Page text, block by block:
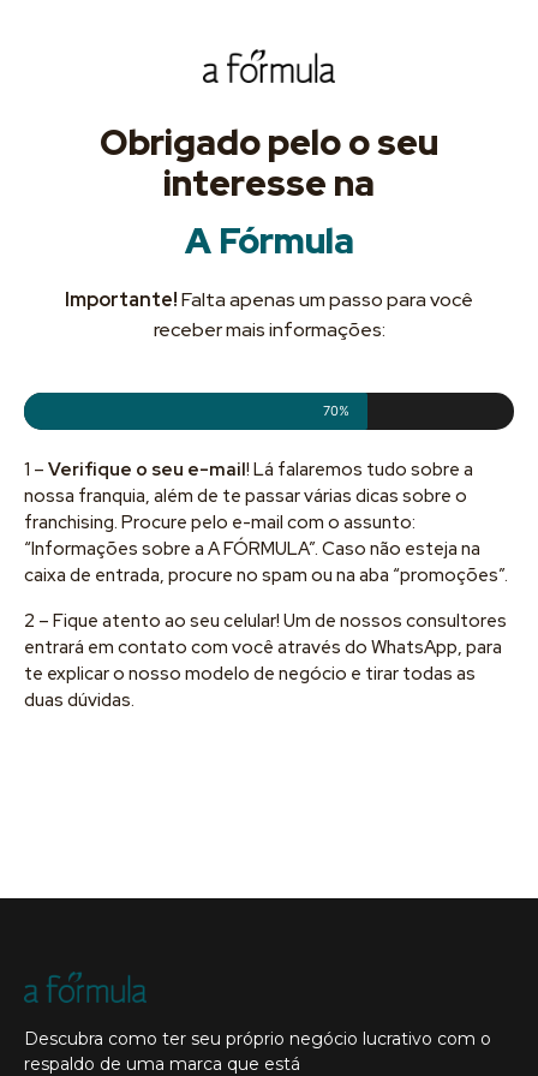
Obrigado pelo o seu
interesse na
A Fórmula
Importante!Falta apenas um passo para você
receber mais informações:
70%
1 – Verifique o seu e-mail! Lá falaremos tudo sobre a
nossa franquia, além de te passar várias dicas sobre o
franchising. Procure pelo e-mail com o assunto:
“Informações sobre a A FÓRMULA”. Caso não esteja na
caixa de entrada, procure no spam ou na aba “promoções”.
2 – Fique atento ao seu celular! Um de nossos consultores
entrará em contato com você através do WhatsApp, para
te explicar o nosso modelo de negócio e tirar todas as
duas dúvidas.
Descubra como ter seu próprio negócio lucrativo com o
respaldo de uma marca que está